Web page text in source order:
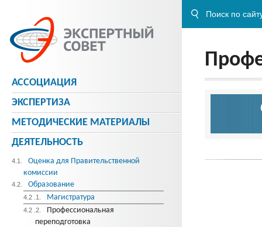
АССОЦИАЦИЯ
ЭКСПЕРТИЗА
МЕТОДИЧЕСКИE МАТЕРИАЛЫ
ДЕЯТЕЛЬНОСТЬ
4.1.
Оценка для Правительственной
комиссии
4.2. Образование
4.2 .1. Магистратура
4.2 .2.
Профессиональная
переподготовка